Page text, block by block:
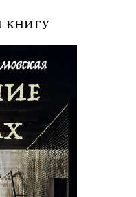
КНИГУ